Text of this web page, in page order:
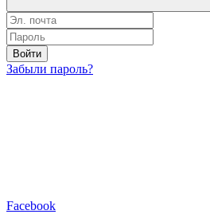
Войти
Забыли пароль?
Facebook